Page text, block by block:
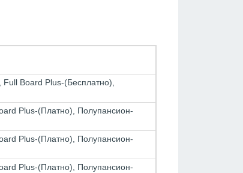
Board Plus-(Бесплатно),
Plus-(Платно), Полупансион-
Plus-(Платно), Полупансион-
Plus-(Платно), Полупансион-